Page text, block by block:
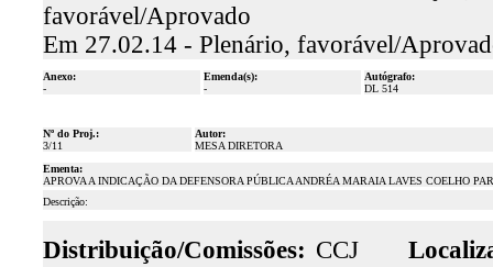
favorável/Aprovado
Em 27.02.14 - Plenário, favorável/
Anexo:
-
Emenda(s):
-
Autógrafo:
DL 514
Nº do Proj.:
3/11
Autor:
MESA DIRETORA
Ementa:
APROVA A INDICAÇÃO DA DEFENSORA PÚBLICA ANDRÉA MARAIA LAVES COELHO
Descrição:
Distribuição/Comissões: CCJ